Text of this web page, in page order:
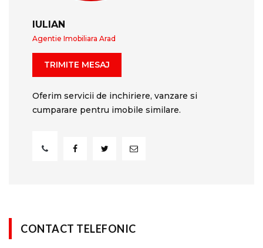
IULIAN
Agentie Imobiliara Arad
TRIMITE MESAJ
Oferim servicii de inchiriere, vanzare si
cumparare pentru imobile similare.
CONTACT TELEFONIC